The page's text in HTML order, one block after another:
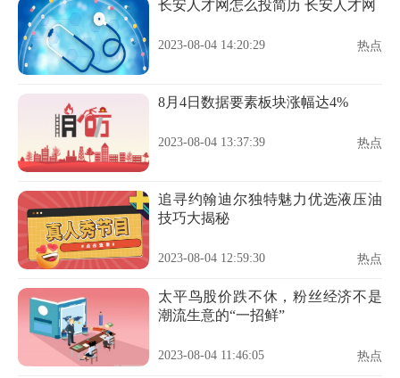
长安人才网怎么投简历 长安人才网
2023-08-04 14:20:29 热点
8月4日数据要素板块涨幅达4%
2023-08-04 13:37:39 热点
追寻约翰迪尔独特魅力优选液压油
技巧大揭秘
2023-08-04 12:59:30 热点
太平鸟股价跌不休，粉丝经济不是
潮流生意的“一招鲜”
2023-08-04 11:46:05 热点